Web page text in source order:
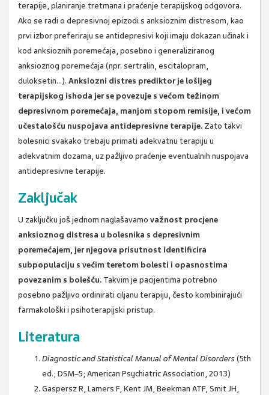
terapije, planiranje tretmana i praćenje terapijskog odgovora.
Ako se radi o depresivnoj epizodi s anksioznim distresom, kao
prvi izbor preferiraju se antidepresivi koji imaju dokazan učinak i
kod anksioznih poremećaja, posebno i generaliziranog
anksioznog poremećaja (npr. sertralin, escitalopram,
duloksetin...). Anksiozni distres prediktor je lošijeg
terapijskog ishoda jer se povezuje s većom težinom
depresivnom poremećaja, manjom stopom remisije, i većom
učestalošću nuspojava antidepresivne terapije. Zato takvi
bolesnici svakako trebaju primati adekvatnu terapiju u
adekvatnim dozama, uz pažljivo praćenje eventualnih nuspojava
antidepresivne terapije.
Zaključak
U zaključku još jednom naglašavamo važnost procjene
anksioznog distresa u bolesnika s depresivnim
poremećajem, jer njegova prisutnost identificira
subpopulaciju s većim teretom bolesti i opasnostima
povezanim s bolešću. Takvim je pacijentima potrebno
posebno pažljivo ordinirati ciljanu terapiju, često kombinirajući
farmakološki i psihoterapijski pristup.
Literatura
Diagnostic and Statistical Manual of Mental Disorders (5th
ed.; DSM–5; American Psychiatric Association, 2013)
Gaspersz R, Lamers F, Kent JM, Beekman ATF, Smit JH,